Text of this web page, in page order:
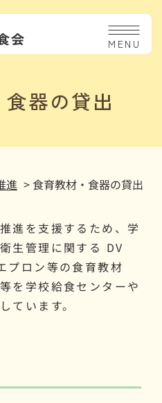
MENU
器の貸出
進 > 食育教材・食器の貸出
進を支援するため、学
生管理に関する DV
プロン等の食育教材
を学校給食センターや
ています。